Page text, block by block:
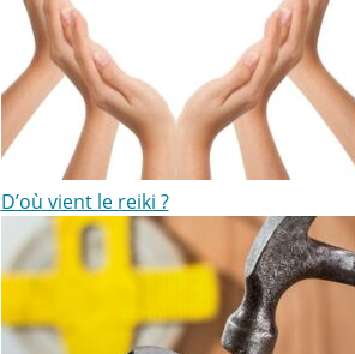
D’où vient le reiki ?